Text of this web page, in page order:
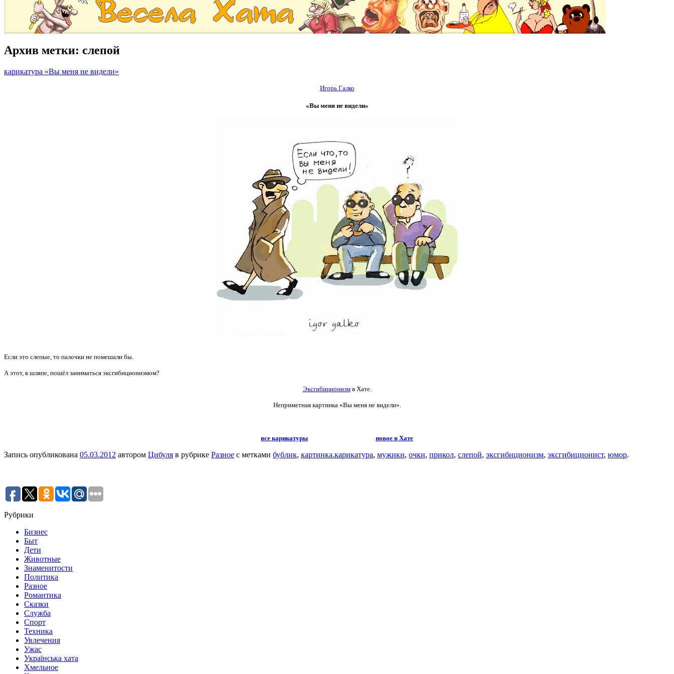
Архив метки: слепой
карикатура «Вы меня не видели»
Игорь Галко
«Вы меня не видели»
Если это слепые, то палочки не помешали бы.
А этот, в шляпе, пошёл заниматься эксгибиционизмом?
Эксгибиционизмв Хате.
Неприметная картинка «Вы меня не видели».
все карикатуры новое в Хате
Запись опубликована 05.03.2012 автором Цибуля в рубрике Разное с метками бублик, картинка.карикатура, мужики, очки, прикол, слепой, эксгибиционизм, эксгибиционист, юмор.
Рубрики
Бизнес
Быт
Дети
Животные
Знаменитости
Политика
Разное
Романтика
Сказки
Служба
Спорт
Техника
Увлечения
Ужас
Українська хата
Хмельное